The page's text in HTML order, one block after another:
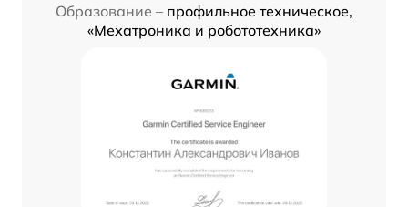
Образование – профильное техническое,
«Мехатроника и робототехника»